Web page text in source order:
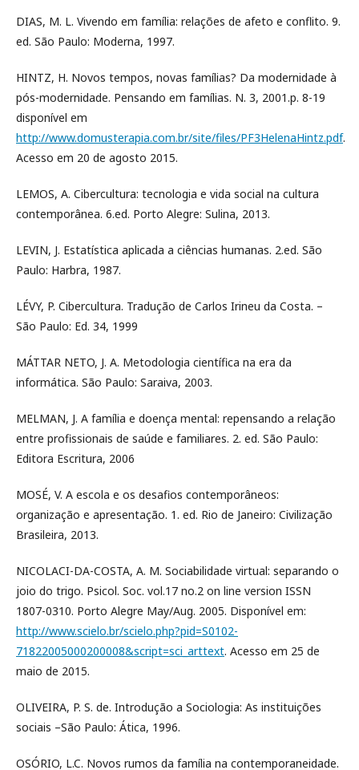
DIAS, M. L. Vivendo em família: relações de afeto e conflito. 9.
ed. São Paulo: Moderna, 1997.
HINTZ, H. Novos tempos, novas famílias? Da modernidade à
pós-modernidade. Pensando em famílias. N. 3, 2001.p. 8-19
disponível em
http://www.domusterapia.com.br/site/files/PF3HelenaHintz.pdf.
Acesso em 20 de agosto 2015.
LEMOS, A. Cibercultura: tecnologia e vida social na cultura
contemporânea. 6.ed. Porto Alegre: Sulina, 2013.
LEVIN, J. Estatística aplicada a ciências humanas. 2.ed. São
Paulo: Harbra, 1987.
LÉVY, P. Cibercultura. Tradução de Carlos Irineu da Costa. –
São Paulo: Ed. 34, 1999
MÁTTAR NETO, J. A. Metodologia científica na era da
informática. São Paulo: Saraiva, 2003.
MELMAN, J. A família e doença mental: repensando a relação
entre profissionais de saúde e familiares. 2. ed. São Paulo:
Editora Escritura, 2006
MOSÉ, V. A escola e os desafios contemporâneos:
organização e apresentação. 1. ed. Rio de Janeiro: Civilização
Brasileira, 2013.
NICOLACI-DA-COSTA, A. M. Sociabilidade virtual: separando o
joio do trigo. Psicol. Soc. vol.17 no.2 on line version ISSN
1807-0310. Porto Alegre May/Aug. 2005. Disponível em:
http://www.scielo.br/scielo.php?pid=S0102-
71822005000200008&script=sci_arttext. Acesso em 25 de
maio de 2015.
OLIVEIRA, P. S. de. Introdução a Sociologia: As instituições
sociais –São Paulo: Ática, 1996.
OSÓRIO, L.C. Novos rumos da família na contemporaneidade.